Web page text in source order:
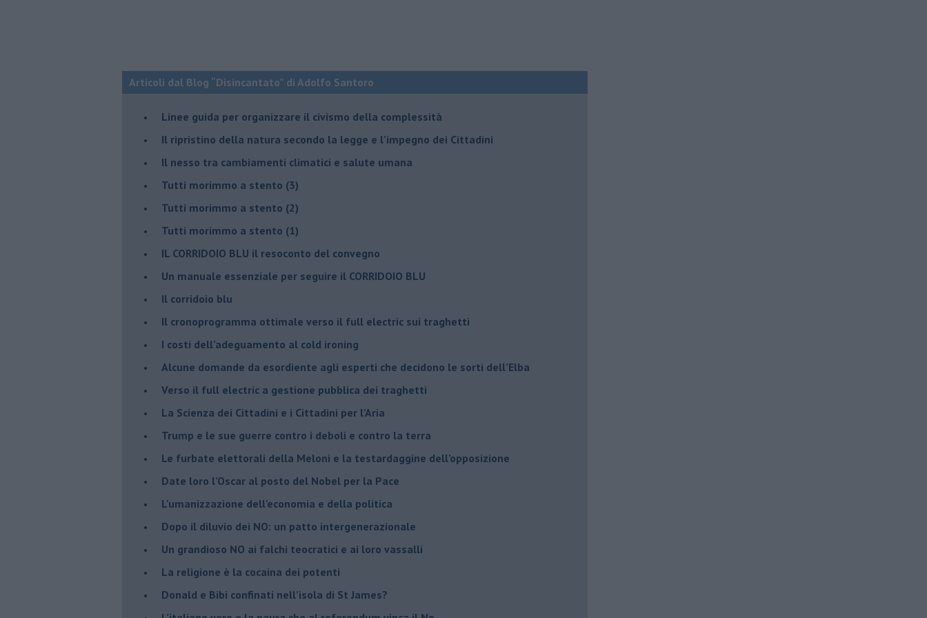
Articoli dal Blog “Disincantato” di Adolfo Santoro
​Linee guida per organizzare il civismo della complessità
​Il ripristino della natura secondo la legge e l’impegno dei Cittadini
Il nesso tra cambiamenti climatici e salute umana
Tutti morimmo a stento (3)
Tutti morimmo a stento (2)
​Tutti morimmo a stento (1)
IL CORRIDOIO BLU il resoconto del convegno
Un manuale essenziale per seguire il CORRIDOIO BLU
Il corridoio blu
​Il cronoprogramma ottimale verso il full electric sui traghetti
​I costi dell’adeguamento al cold ironing
Alcune domande da esordiente agli esperti che decidono le sorti dell’Elba
Verso il full electric a gestione pubblica dei traghetti​
​La Scienza dei Cittadini e i Cittadini per l’Aria
Trump e le sue guerre contro i deboli e contro la terra
​Le furbate elettorali della Meloni e la testardaggine dell’opposizione
​Date loro l’Oscar al posto del Nobel per la Pace
L'umanizzazione dell'economia e della politica
​Dopo il diluvio dei NO: un patto intergenerazionale
​Un grandioso NO ai falchi teocratici e ai loro vassalli
La religione è la cocaina dei potenti
Donald e Bibi confinati nell’isola di St James?